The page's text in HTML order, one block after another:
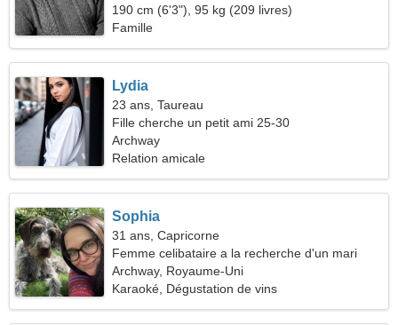
53
190 cm (6'3"), 95 kg (209 livres)
Famille
Lydia
23 ans, Taureau
Fille cherche un petit ami 25-30
Archway
Relation amicale
Sophia
31 ans, Capricorne
Femme celibataire a la recherche d'un mari
Archway, Royaume-Uni
Karaoké, Dégustation de vins